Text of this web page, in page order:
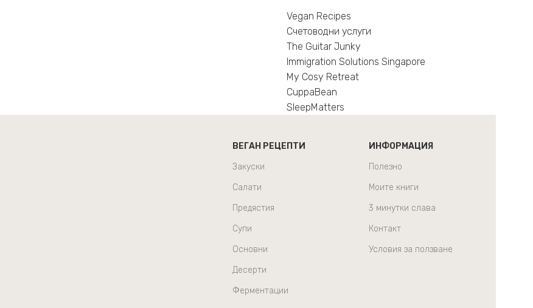
Vegan Recipes
Счетоводни услуги
The Guitar Junky
Immigration Solutions Singapore
My Cosy Retreat
CuppaBean
SleepMatters
ВЕГАН РЕЦЕПТИ
Закуски
Салати
Предястия
Супи
Основни
Десерти
Ферментации
ИНФОРМАЦИЯ
Полезно
Моите книги
3 минутки слава
Контакт
Условия за ползване